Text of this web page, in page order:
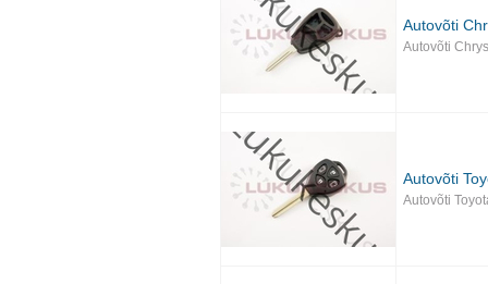
Autovõti
Autovõti
Autovõti
Autovõti